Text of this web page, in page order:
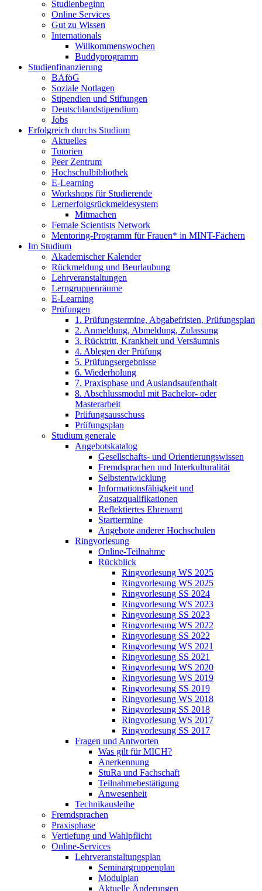
Studienbeginn
Online Services
Gut zu Wissen
Internationals
Willkommenswochen
Buddyprogramm
Studienfinanzierung
BAföG
Soziale Notlagen
Stipendien und Stiftungen
Deutschlandstipendium
Jobs
Erfolgreich durchs Studium
Aktuelles
Tutorien
Peer Zentrum
Hochschulbibliothek
E-Learning
Workshops für Studierende
Lernerfolgsrückmeldesystem
Mitmachen
Female Scientists Network
Mentoring-Programm für Frauen* in MINT-Fächern
Im Studium
Akademischer Kalender
Rückmeldung und Beurlaubung
Lehrveranstaltungen
Lerngruppenräume
E-Learning
Prüfungen
1. Prüfungstermine, Abgabefristen, Prüfungsplan
2. Anmeldung, Abmeldung, Zulassung
3. Rücktritt, Krankheit und Versäumnis
4. Ablegen der Prüfung
5. Prüfungsergebnisse
6. Wiederholung
7. Praxisphase und Auslandsaufenthalt
8. Abschlussmodul mit Bachelor- oder
Masterarbeit
Prüfungsausschuss
Prüfungsplan
Studium generale
Angebotskatalog
Gesellschafts- und Orientierungswissen
Fremdsprachen und Interkulturalität
Selbstentwicklung
Informationsfähigkeit und
Zusatzqualifikationen
Reflektiertes Ehrenamt
Starttermine
Angebote anderer Hochschulen
Ringvorlesung
Online-Teilnahme
Rückblick
Ringvorlesung WS 2025
Ringvorlesung WS 2025
Ringvorlesung SS 2024
Ringvorlesung WS 2023
Ringvorlesung SS 2023
Ringvorlesung WS 2022
Ringvorlesung SS 2022
Ringvorlesung WS 2021
Ringvorlesung SS 2021
Ringvorlesung WS 2020
Ringvorlesung WS 2019
Ringvorlesung SS 2019
Ringvorlesung WS 2018
Ringvorlesung SS 2018
Ringvorlesung WS 2017
Ringvorlesung SS 2017
Fragen und Antworten
Was gilt für MICH?
Anerkennung
StuRa und Fachschaft
Teilnahmebestätigung
Anwesenheit
Technikausleihe
Fremdsprachen
Praxisphase
Vertiefung und Wahlpflicht
Online-Services
Lehrveranstaltungsplan
Seminargruppenplan
Modulplan
Aktuelle Änderungen